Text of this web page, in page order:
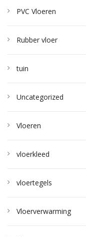
PVC Vloeren
Rubber vloer
tuin
Uncategorized
Vloeren
vloerkleed
vloertegels
Vloerverwarming